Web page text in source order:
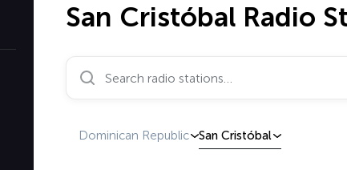
San Cristóbal Radio
Search radio stations…
Dominican Republic San Cristóbal